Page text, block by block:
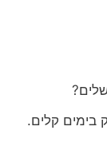
בימים קלים.